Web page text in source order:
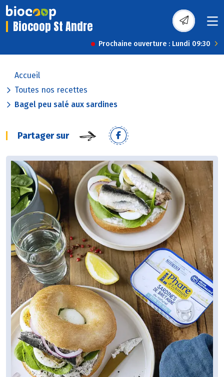
Biocoop St Andre
Prochaine ouverture : Lundi 09:30
Accueil
Toutes nos recettes
Bagel peu salé aux sardines
Partager sur